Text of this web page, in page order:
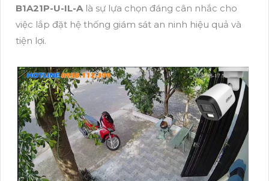
B1A21P-U-IL-A là sự lựa chọn đáng cân nhắc cho
việc lắp đặt hệ thống giám sát an ninh hiệu quả và
tiện lợi.